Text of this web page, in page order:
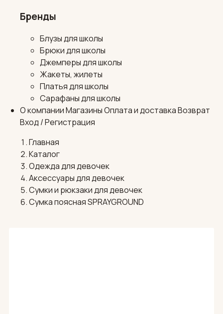
Бренды
Блузы для школы
Брюки для школы
Джемперы для школы
Жакеты, жилеты
Платья для школы
Сарафаны для школы
О компанииМагазиныОплата и доставкаВозврат
Вход / Регистрация
Главная
Каталог
Одежда для девочек
Аксессуары для девочек
Сумки и рюкзаки для девочек
Сумка поясная SPRAYGROUND